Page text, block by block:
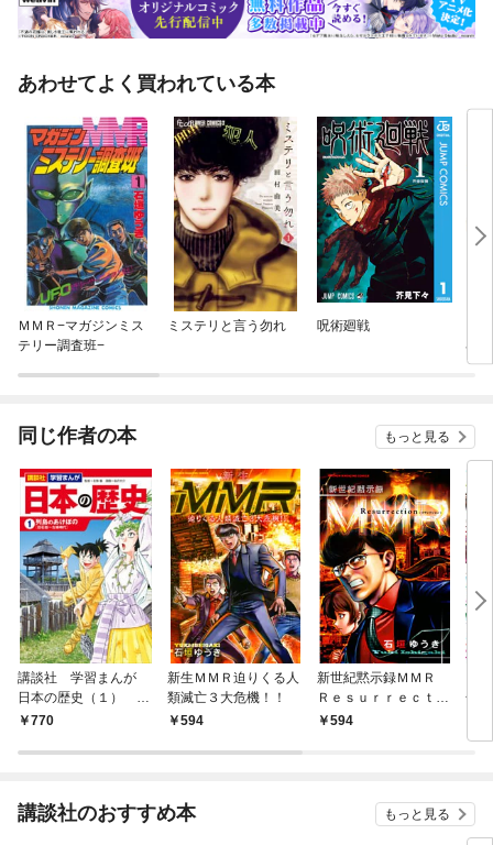
あわせてよく買われている本
ＭＭＲ−マガジンミス
テリー調査班−
ミステリと言う勿れ 呪術廻戦
界
同じ作者の本 もっと見る
講談社 学習まんが
日本の歴史（１） 列
島のあけぼの
770
新生ＭＭＲ迫りくる人
類滅亡３大危機！！
594
新世紀黙示録ＭＭＲ
Ｒｅｓｕｒｒｅｃｔｉ
ｏｎ ＭＭＲ復活編＆
594
号
講談社のおすすめ本 もっと見る